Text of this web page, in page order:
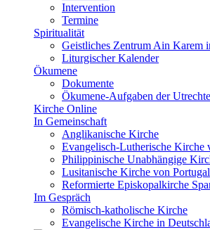
Intervention
Termine
Spiritualität
Geistliches Zentrum Ain Karem
Liturgischer Kalender
Ökumene
Dokumente
Ökumene-Aufgaben der
Kirche Online
In Gemeinschaft
Anglikanische Kirche
Evangelisch-Lutherische Kirche
Philippinische Unabhängige
Lusitanische Kirche von Portugal
Reformierte Episkopalkirche
Im Gespräch
Römisch-katholische Kirche
Evangelische Kirche in